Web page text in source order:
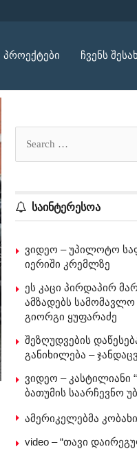
პროექტები ჩვენს
საინტერესოა
ვიდეო – უპილოტო
იერიში კრემლზე
ეს კაცი პირდაპირ
ამზადებს სამომავლო
გიორგი ყუფარაძე
შეზღუდვების
განიხილება –
ვიდეო – კასტილიანი
ბათუმის საარჩევნო
ამერიკელებმა
video – “თავი